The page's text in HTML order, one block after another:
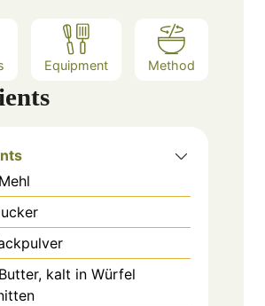
s
Equipment Method
Mehl
Butter, kalt in Würfel